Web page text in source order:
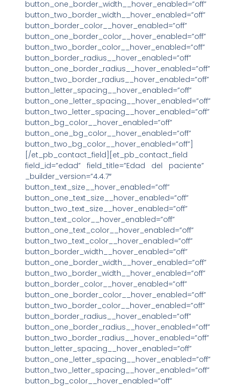
button_one_border_width__hover_enabled=”off”
button_two_border_width__hover_enabled=”off”
button_border_color__hover_enabled=”off”
button_one_border_color__hover_enabled=”off”
button_two_border_color__hover_enabled=”off”
button_border_radius__hover_enabled=”off”
button_one_border_radius__hover_enabled=”off”
button_two_border_radius__hover_enabled=”off”
button_letter_spacing__hover_enabled=”off”
button_one_letter_spacing__hover_enabled=”off”
button_two_letter_spacing__hover_enabled=”off”
button_bg_color__hover_enabled=”off”
button_one_bg_color__hover_enabled=”off”
button_two_bg_color__hover_enabled=”off”]
[/et_pb_contact_field][et_pb_contact_field
field_id=”edad” field_title=”Edad del paciente”
_builder_version=”4.4.7″
button_text_size__hover_enabled=”off”
button_one_text_size__hover_enabled=”off”
button_two_text_size__hover_enabled=”off”
button_text_color__hover_enabled=”off”
button_one_text_color__hover_enabled=”off”
button_two_text_color__hover_enabled=”off”
button_border_width__hover_enabled=”off”
button_one_border_width__hover_enabled=”off”
button_two_border_width__hover_enabled=”off”
button_border_color__hover_enabled=”off”
button_one_border_color__hover_enabled=”off”
button_two_border_color__hover_enabled=”off”
button_border_radius__hover_enabled=”off”
button_one_border_radius__hover_enabled=”off”
button_two_border_radius__hover_enabled=”off”
button_letter_spacing__hover_enabled=”off”
button_one_letter_spacing__hover_enabled=”off”
button_two_letter_spacing__hover_enabled=”off”
button_bg_color__hover_enabled=”off”